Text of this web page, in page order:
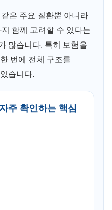
은 주요 질환뿐 아니라
지 함께 고려할 수 있다는
많습니다. 특히 보험을
번에 전체 구조를
습니다.
주 확인하는 핵심